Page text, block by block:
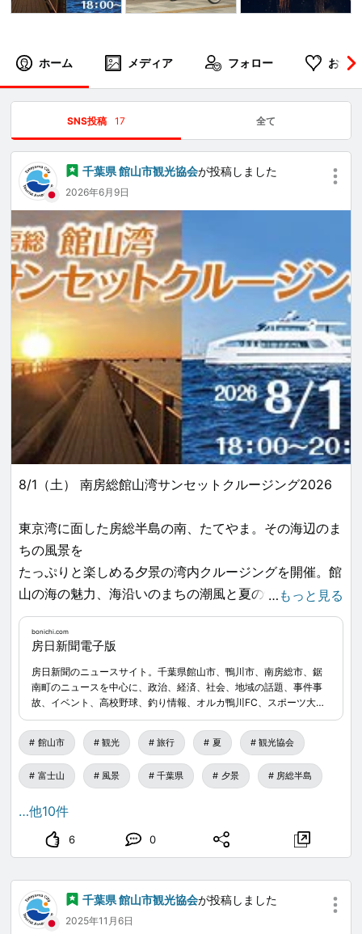
ホーム メディア フォロー お気
SNS投稿 17 全て
千葉県 館山市観光協会が投稿しました
2026年6月9日
8/1（土） 南房総館山湾サンセットクルージング2026
東京湾に面した房総半島の南、たてやま。その海辺のま
ちの風景を
たっぷりと楽しめる夕景の湾内クルージングを開催。館
山の海の魅力、海沿いのまちの潮風と夏の情感たっぷり
の夕景をご覧ください。
マジックアワーと富士山との共演も見もの。船上のブッ
お申込→bonichi.com ...
締切： 2026年7月17日（金）
おひとり様 28,000円（税込・高校生以上）
〈乗船料・夕食付（立食ブッフェスタイルとなりま
す）〉
※高校生は保護者同伴が原則です。ご一緒にお申し込み
くだい。
※最少催行人数30名
募集定員：70名
17：00 受付開始・集合
“渚の駅”たてやま 館内1階休憩室
（乗船のため、17：40までに受付をしてください）
… もっと見る
bonichi.com
房日新聞電子版
房日新聞のニュースサイト。千葉県館山市、鴨川市、南房総市、鋸
南町のニュースを中心に、政治、経済、社会、地域の話題、事件事
故、イベント、高校野球、釣り情報、オルカ鴨川FC、スポーツ大会
結果、人事など、地元密着の最新情報を提供。安房地域の暮らしに
直結するニュースを幅広く配信。
館山市 観光 旅行 夏 観光協会
富士山 風景 千葉県 夕景 房総半島
…他10件
6 0
千葉県 館山市観光協会が投稿しました
2025年11月6日